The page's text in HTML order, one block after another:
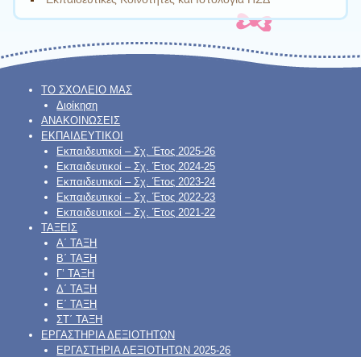
ΤΟ ΣΧΟΛΕΙΟ ΜΑΣ
Διοίκηση
ΑΝΑΚΟΙΝΩΣΕΙΣ
ΕΚΠΑΙΔΕΥΤΙΚΟΙ
Εκπαιδευτικοί – Σχ. Έτος 2025-26
Εκπαιδευτικοί – Σχ. Έτος 2024-25
Εκπαιδευτικοί – Σχ. Έτος 2023-24
Εκπαιδευτικοί – Σχ. Έτος 2022-23
Εκπαιδευτικοί – Σχ. Έτος 2021-22
ΤΑΞΕΙΣ
Α΄ ΤΑΞΗ
Β΄ ΤΑΞΗ
Γ’ ΤΑΞΗ
Δ΄ ΤΑΞΗ
Ε΄ ΤΑΞΗ
ΣΤ΄ ΤΑΞΗ
ΕΡΓΑΣΤΗΡΙΑ ΔΕΞΙΟΤΗΤΩΝ
ΕΡΓΑΣΤΗΡΙΑ ΔΕΞΙΟΤΗΤΩΝ 2025-26